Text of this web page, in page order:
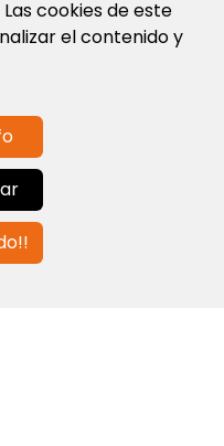
cookies de este
el contenido y